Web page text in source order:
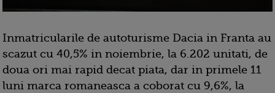
Inmatricularile de autoturisme Dacia in Franta au
scazut cu 40,5% in noiembrie, la 6.202 unitati, de
doua ori mai rapid decat piata, dar in primele 11
luni marca romaneasca a coborat cu 9,6%, la